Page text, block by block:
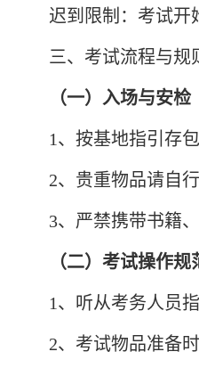
迟到限制：考试开
三、考试流程与规
（一）入场与安检
1、按基地指引存
2、贵重物品请自
3、严禁携带书籍
（二）考试操作规
1、听从考务人员
2、考试物品准备